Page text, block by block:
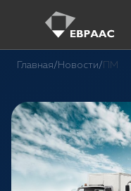
Главная/ Новости/ ПМ